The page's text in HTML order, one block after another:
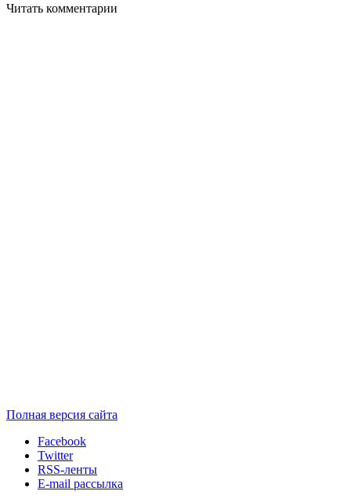
Читать комментарии
Полная версия сайта
Facebook
Twitter
RSS-ленты
E-mail рассылка